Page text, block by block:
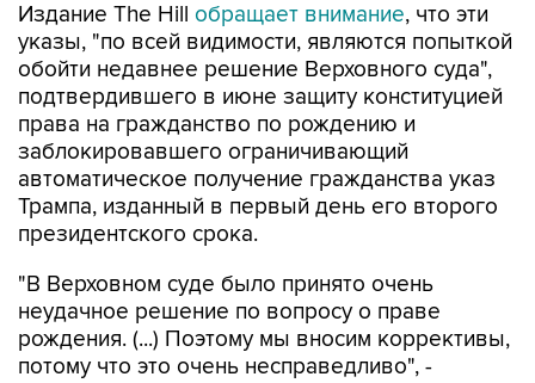
Издание The Hill обращает внимание, что эти
указы, "по всей видимости, являются попыткой
обойти недавнее решение Верховного суда",
подтвердившего в июне защиту конституцией
права на гражданство по рождению и
заблокировавшего ограничивающий
автоматическое получение гражданства указ
Трампа, изданный в первый день его второго
президентского срока.
"В Верховном суде было принято очень
неудачное решение по вопросу о праве
рождения. (...) Поэтому мы вносим коррективы,
потому что это очень несправедливо", -